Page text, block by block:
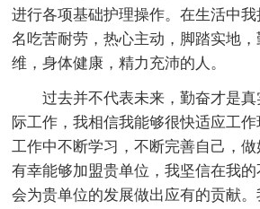
进行各项基础护理操作。在生活中
名吃苦耐劳，热心主动，脚踏实地
维，身体健康，精力充沛的人。
过去并不代表未来，勤奋才是
际工作，我相信我能够很快适应工
工作中不断学习，不断完善自己，
有幸能够加盟贵单位，我坚信在我
会为贵单位的发展做出应有的贡献